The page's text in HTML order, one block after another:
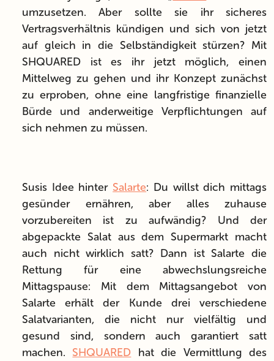
umzusetzen. Aber sollte sie ihr sicheres
Vertragsverhältnis kündigen und sich von jetzt
auf gleich in die Selbständigkeit stürzen? Mit
SHQUARED ist es ihr jetzt möglich, einen
Mittelweg zu gehen und ihr Konzept zunächst
zu erproben, ohne eine langfristige finanzielle
Bürde und anderweitige Verpflichtungen auf
sich nehmen zu müssen.
Susis Idee hinter Salarte: Du willst dich mittags
gesünder ernähren, aber alles zuhause
vorzubereiten ist zu aufwändig? Und der
abgepackte Salat aus dem Supermarkt macht
auch nicht wirklich satt? Dann ist Salarte die
Rettung für eine abwechslungsreiche
Mittagspause: Mit dem Mittagsangebot von
Salarte erhält der Kunde drei verschiedene
Salatvarianten, die nicht nur vielfältig und
gesund sind, sondern auch garantiert satt
machen. SHQUARED hat die Vermittlung des